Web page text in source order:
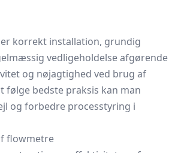
korrekt installation, grundig
vedligeholdelse afgørende
og nøjagtighed ved brug af
følge bedste praksis kan man
og forbedre processtyring i
flowmetre